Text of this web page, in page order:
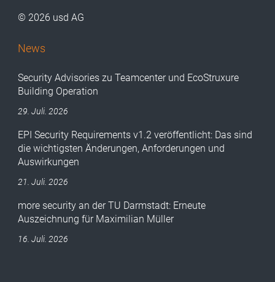
© 2026 usd AG
News
Security Advisories zu Teamcenter und EcoStruxure
Building Operation
29. Juli. 2026
EPI Security Requirements v1.2 veröffentlicht: Das sind
die wichtigsten Änderungen, Anforderungen und
Auswirkungen
21. Juli. 2026
more security an der TU Darmstadt: Erneute
Auszeichnung für Maximilian Müller
16. Juli. 2026